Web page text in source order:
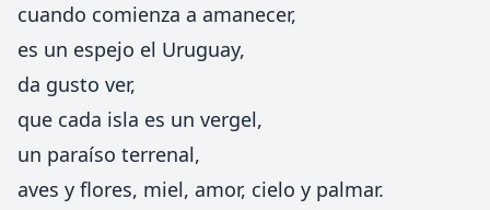
cuando comienza a amanecer,
es un espejo el Uruguay,
da gusto ver,
que cada isla es un vergel,
un paraíso terrenal,
aves y flores, miel, amor, cielo y palmar.